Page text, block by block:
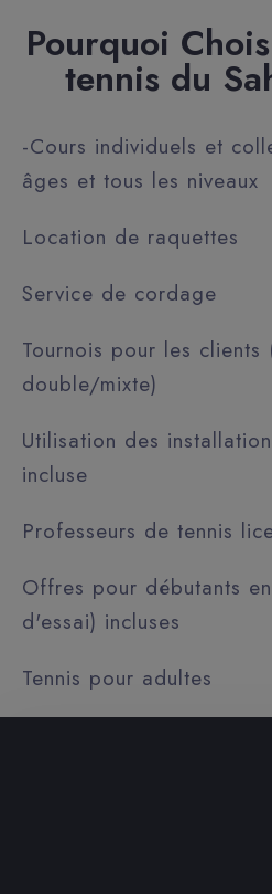
Pourquoi
tennis du
-Cours individuels et
âges et tous les niveaux
Location de raquettes
Service de cordage
Tournois pour les clients
double/mixte)
Utilisation des
incluse
Professeurs de tennis
Offres pour débutants
d'essai) incluses
Tennis pour adultes